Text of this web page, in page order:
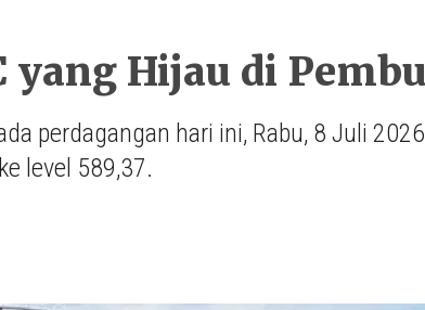
yang Hijau di
perdagangan hari ini, Rabu, 8 Juli
level 589,37.